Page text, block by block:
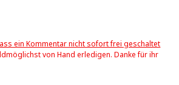
ein Kommentar nicht sofort frei geschaltet
von Hand erledigen. Danke für ihr